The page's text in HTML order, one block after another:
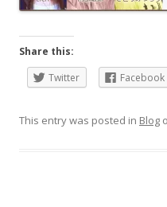
Share this:
Twitter
Facebook
This entry was posted in Blog